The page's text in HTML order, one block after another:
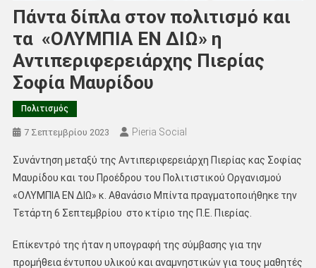
Πάντα δίπλα στον πολιτισμό και
τα «ΟΛΥΜΠΙΑ ΕΝ ΔΙΩ» η
Αντιπεριφερειάρχης Πιερίας
Σοφία Μαυρίδου
Πολιτισμός
7 Σεπτεμβρίου 2023 Pieria Social
Συνάντηση μεταξύ της Αντιπεριφερειάρχη Πιερίας κας Σοφίας
Μαυρίδου και του Προέδρου του Πολιτιστικού Οργανισμού
«ΟΛΥΜΠΙΑ ΕΝ ΔΙΩ» κ. Αθανάσιο Μπίντα πραγματοποιήθηκε την
Τετάρτη 6 Σεπτεμβρίου στο κτίριο της Π.Ε. Πιερίας.
Επίκεντρό της ήταν η υπογραφή της σύμβασης για την
προμήθεια έντυπου υλικού και αναμνηστικών για τους μαθητές